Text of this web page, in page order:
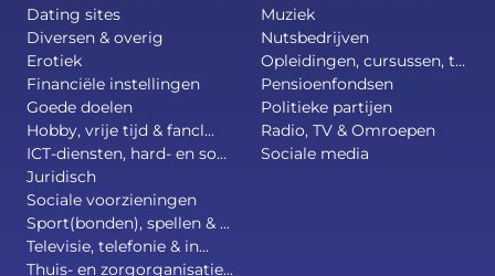
Dating sites
Diversen & overig
Erotiek
Financiële instellingen
Goede doelen
Hobby, vrije tijd & fancl...
ICT-diensten, hard- en so...
Juridisch
Muziek
Nutsbedrijven
Opleidingen, cursussen, t...
Pensioenfondsen
Politieke partijen
Radio, TV & Omroepen
Sociale media
Sociale voorzieningen
Sport(bonden), spellen & ...
Televisie, telefonie & in...
Thuis- en zorgorganisatie...